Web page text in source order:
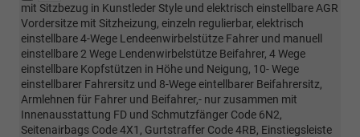
mit Sitzbezug in Kunstleder Style und elektrisch einstellbare AGR
Vordersitze mit Sitzheizung, einzeln regulierbar, elektrisch
einstellbare 4-Wege Lendeenwirbelstütze Fahrer und manuell
einstellbare 2 Wege Lendenwirbelstütze Beifahrer, 4 Wege
einstellbare Kopfstützen in Höhe und Neigung, 10- Wege
einstellbarer Fahrersitz und 8-Wege eintellbarer Beifahrersitz,
Armlehnen für Fahrer und Beifahrer,- nur zusammen mit
Innenausstattung FD und Schmutzfänger Code 6N2,
Seitenairbags Code 4X1, Gurtstraffer Code 4RB, Einstiegsleiste